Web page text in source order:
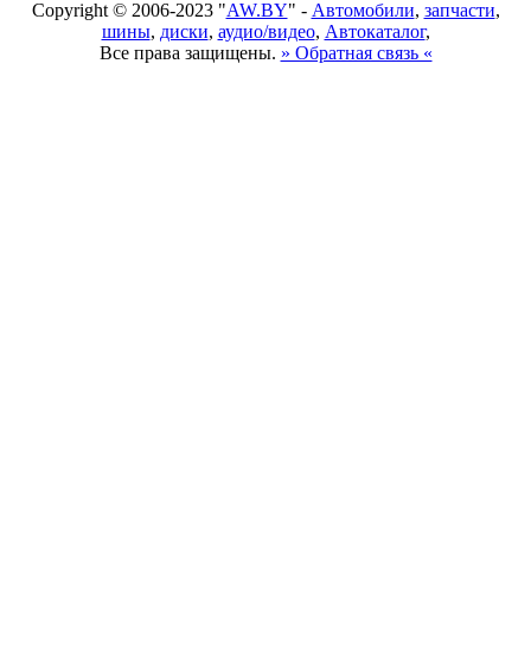
Copyright © 2006-2023 "AW.BY" - Автомобили, запчасти,
шины, диски, аудио/видео, Автокаталог,
Все права защищены. » Обратная связь «